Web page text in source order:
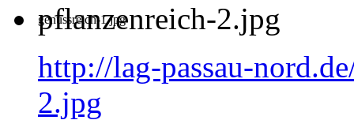
genussreich-1.jpg
pflanzenreich-2.jpg
http://lag-passau-
2.jpg